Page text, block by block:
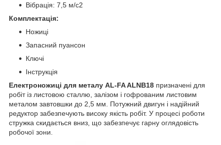
Вібрація: 7,5 м/с2
Комплектація:
Ножиці
Запасний пуансон
Ключі
Інструкція
Електроножиці для металу AL-FA ALNB18 призначені для
робіт із листовою сталлю, залізом і гофрованим листовим
металом завтовшки до 2,5 мм. Потужний двигун і надійний
редуктор забезпечують високу якість робіт. У процесі роботи
стружка скидається вниз, що забезпечує гарну оглядовість
робочої зони.